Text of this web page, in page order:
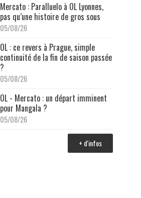
Mercato : Paralluelo à OL Lyonnes,
pas qu’une histoire de gros sous
05/08/26
OL : ce revers à Prague, simple
continuité de la fin de saison passée
?
05/08/26
OL - Mercato : un départ imminent
pour Mangala ?
05/08/26
+ d'infos